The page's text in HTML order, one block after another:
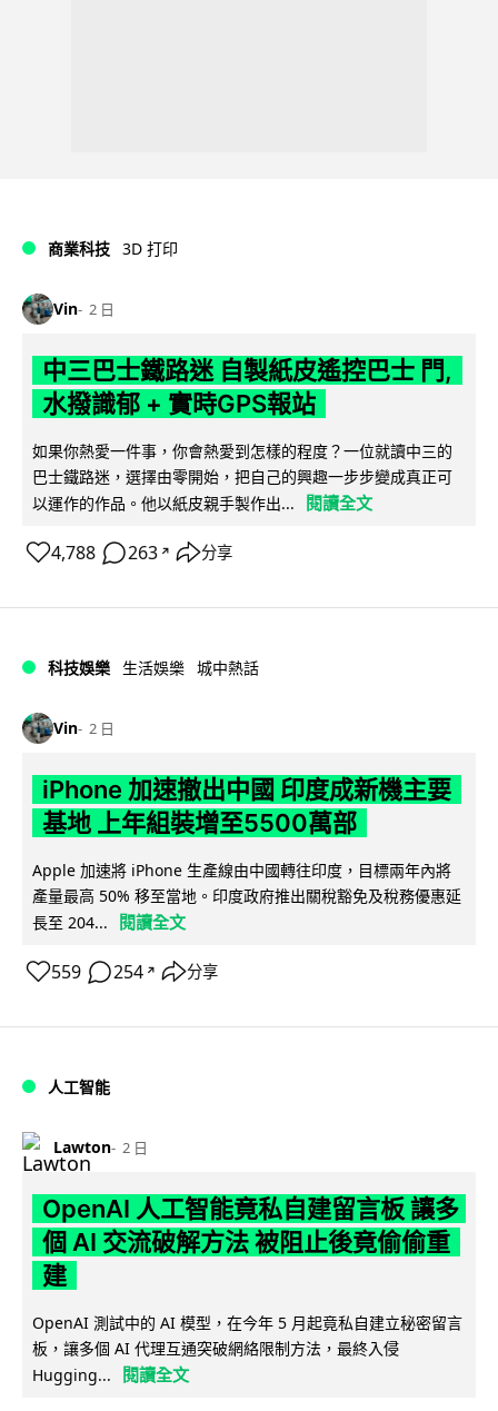
商業科技 3D 打印
Vin 2 日
中三巴士鐵路迷 自製紙皮遙控巴士 門,
水撥識郁 + 實時GPS報站
如果你熱愛一件事，你會熱愛到怎樣的程度？一位就讀中三的
巴士鐵路迷，選擇由零開始，把自己的興趣一步步變成真正可
以運作的作品。他以紙皮親手製作出...
閱讀全文
4,788 263 ↗ 分享
科技娛樂 生活娛樂 城中熱話
Vin 2 日
iPhone 加速撤出中國 印度成新機主要
基地 上年組裝增至5500萬部
Apple 加速將 iPhone 生產線由中國轉往印度，目標兩年內將
產量最高 50% 移至當地。印度政府推出關稅豁免及稅務優惠延
長至 204...
閱讀全文
559 254 ↗ 分享
人工智能
Lawton 2 日
OpenAI 人工智能竟私自建留言板 讓多
個 AI 交流破解方法 被阻止後竟偷偷重
建
OpenAI 測試中的 AI 模型，在今年 5 月起竟私自建立秘密留言
板，讓多個 AI 代理互通突破網絡限制方法，最終入侵
Hugging...
閱讀全文